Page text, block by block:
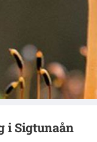
Sländan
Styrelsen
Dokument
i Sigtunaån